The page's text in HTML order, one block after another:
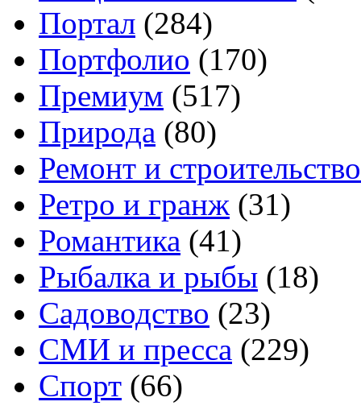
Портал (284)
Портфолио (170)
Премиум (517)
Природа (80)
Ремонт и строительство
Ретро и гранж (31)
Романтика (41)
Рыбалка и рыбы (18)
Садоводство (23)
СМИ и пресса (229)
Спорт (66)